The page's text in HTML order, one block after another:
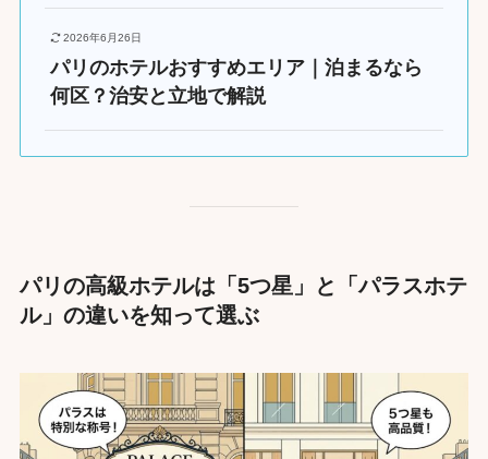
2026年6月26日
パリのホテルおすすめエリア｜泊まるなら
何区？治安と立地で解説
パリの高級ホテルは「5つ星」と「パラスホテ
ル」の違いを知って選ぶ